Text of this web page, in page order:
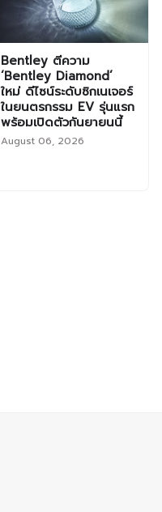
Bentley ตีความ
‘Bentley Diamond’
ใหม่ ดีไซน์ระดับซิกเนเจอร์
ในยนตรกรรม EV รุ่นแรก
พร้อมเปิดตัวกันยายนนี้
August 06, 2026